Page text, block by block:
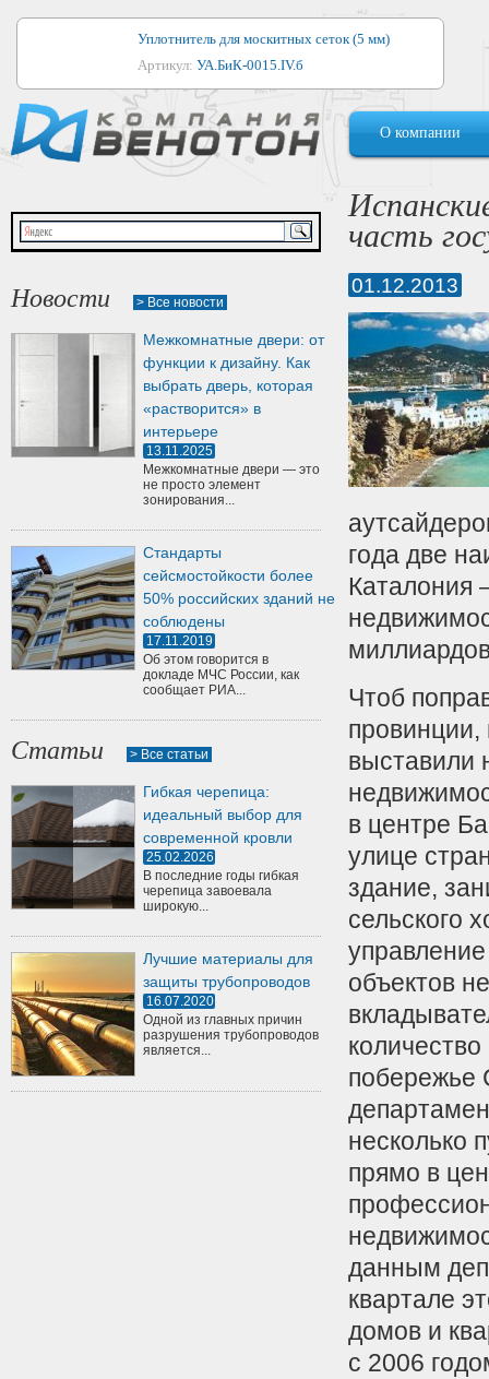
Уплотнитель для москитных сеток (5 мм)
Артикул: УА.БиК-0015.IV.б
Уплотнитель для алюминиевых окон
Артикул:1044
Уплотнитель для деревянных окон
Артикул:УМ.БиК-0062.IV.б
Уплотнитель лоджиевый для (4, 5, 6 мм)
Уплотнитель для деревянных дверей
Артикул:
О компании
Новости > Все новости
Межкомнатные двери: от
функции к дизайну. Как
выбрать дверь, которая
«растворится» в
интерьере
13.11.2025
Межкомнатные двери — это
не просто элемент
зонирования...
Стандарты
сейсмостойкости более
50% российских зданий не
соблюдены
17.11.2019
Об этом говорится в
докладе МЧС России, как
сообщает РИА...
Статьи > Все статьи
Гибкая черепица:
идеальный выбор для
современной кровли
25.02.2026
В последние годы гибкая
черепица завоевала
широкую...
Лучшие материалы для
защиты трубопроводов
16.07.2020
Одной из главных причин
разрушения трубопроводов
является...
часть
01.12.2013
года две
Каталония
Чтоб
выставили
в центре
улице
здание,
сельского
объектов
побережье
несколько
прямо в
данным
квартале
домов и
с 2006